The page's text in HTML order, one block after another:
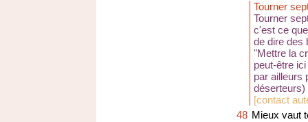
Tourner
Tourner
c'est ce
de dire des
"Mettre la
peut-être
par ailleurs
déserteurs)
[contact
48 Mieux vaut